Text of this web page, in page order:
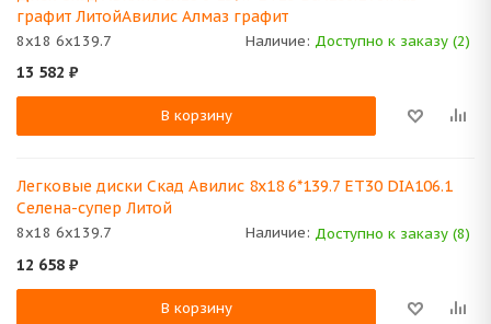
графит ЛитойАвилис Алмаз графит
8x18 6x139.7 Наличие: Доступно к заказу (2)
13 582 ₽
В корзину
Легковые диски Скад Авилис 8x18 6*139.7 ET30 DIA106.1
Селена-супер Литой
8x18 6x139.7 Наличие: Доступно к заказу (8)
12 658 ₽
В корзину